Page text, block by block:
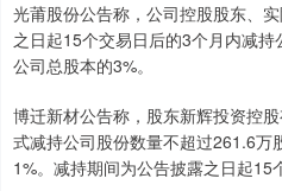
光莆股份公告称，公司控股股东、
之日起15个交易日后的3个月内减
公司总股本的3%。
博迁新材公告称，股东新辉投资控
式减持公司股份数量不超过261.6万
1%。减持期间为公告披露之日起15